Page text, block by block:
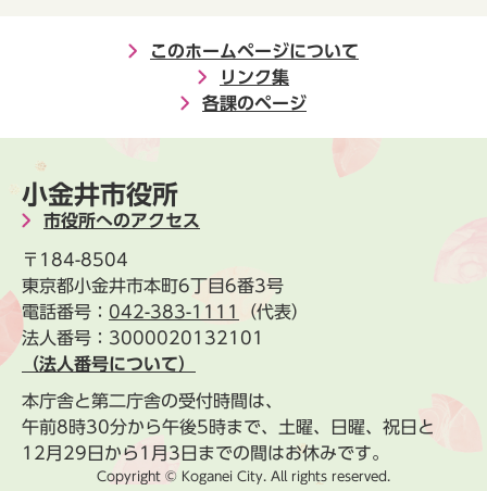
このホームページについて
リンク集
各課のページ
小金井市役所
市役所へのアクセス
〒184-8504
東京都小金井市本町6丁目6番3号
電話番号： 042-383-1111
（代表）
法人番号：3000020132101
（法人番号について）
本庁舎と第二庁舎の受付時間は、
午前8時30分から午後5時まで、土曜、日曜、祝日と
12月29日から1月3日までの間はお休みです。
Copyright © Koganei City. All rights reserved.